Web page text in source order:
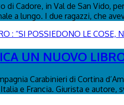
Cadore, in Val de San Vido,
a lungo. I due ragazzi, che
UN NUOVO
Carabinieri di Cortina
e Francia. Giurista e autore,